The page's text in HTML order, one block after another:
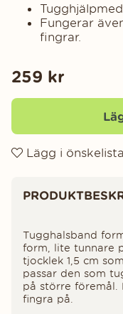
Fungerar
fingrar.
259 kr
Lägg i
Tugghalsband
form, lite tunnare
tjocklek 1,5 cm
passar den som
på större föremål.
fingra på.